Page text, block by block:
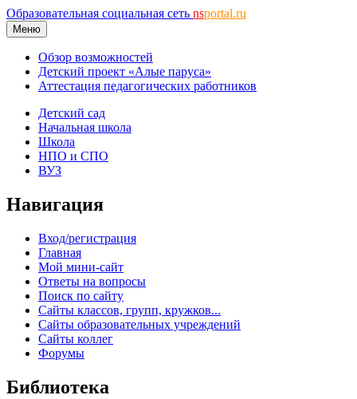
Образовательная социальная сеть nsportal.ru
Меню
Обзор возможностей
Детский проект «Алые паруса»
Аттестация педагогических работников
Детский сад
Начальная школа
Школа
НПО и СПО
ВУЗ
Навигация
Вход/регистрация
Главная
Мой мини-сайт
Ответы на вопросы
Поиск по сайту
Сайты классов, групп, кружков...
Сайты образовательных учреждений
Сайты коллег
Форумы
Библиотека